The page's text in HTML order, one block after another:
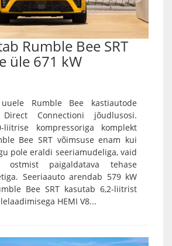
Rumble Bee SRT
üle 671 kW
Rumble Bee kastiautode
Direct Connectioni jõudlusosi.
liitrise kompressoriga komplekt
Bee SRT võimsuse enam kui
pole eraldi seeriamudeliga, vaid
paigaldatava tehase
Seeriaauto arendab 579 kW
Bee SRT kasutab 6,2-liitrist
HEMI V8...